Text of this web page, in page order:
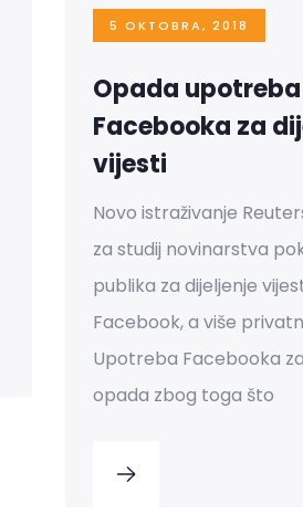
5 OKTOBRA, 2018
Opada upotreba
Facebooka za
vijesti
Novo istraživanje
za studij novinarstva
publika za dijeljenje
Facebook, a više
Upotreba Facebooka
opada zbog toga što